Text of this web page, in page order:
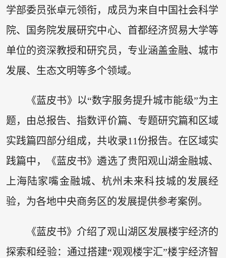
学部委员张卓元领衔，成员为来自中国社会科学
院、国务院发展研究中心、首都经济贸易大学等
单位的资深教授和研究员，专业涵盖金融、城市
发展、生态文明等多个领域。
《蓝皮书》以“数字服务提升城市能级”为主
题，由总报告、指数评价篇、专题研究篇和区域
实践篇四部分组成，共收录11份报告。在区域实
践篇中，《蓝皮书》遴选了贵阳观山湖金融城、
上海陆家嘴金融城、杭州未来科技城的发展经
验，为各地中央商务区的发展提供参考案例。
《蓝皮书》介绍了观山湖区发展楼宇经济的
探索和经验：通过搭建“观观楼宇汇”楼宇经济智